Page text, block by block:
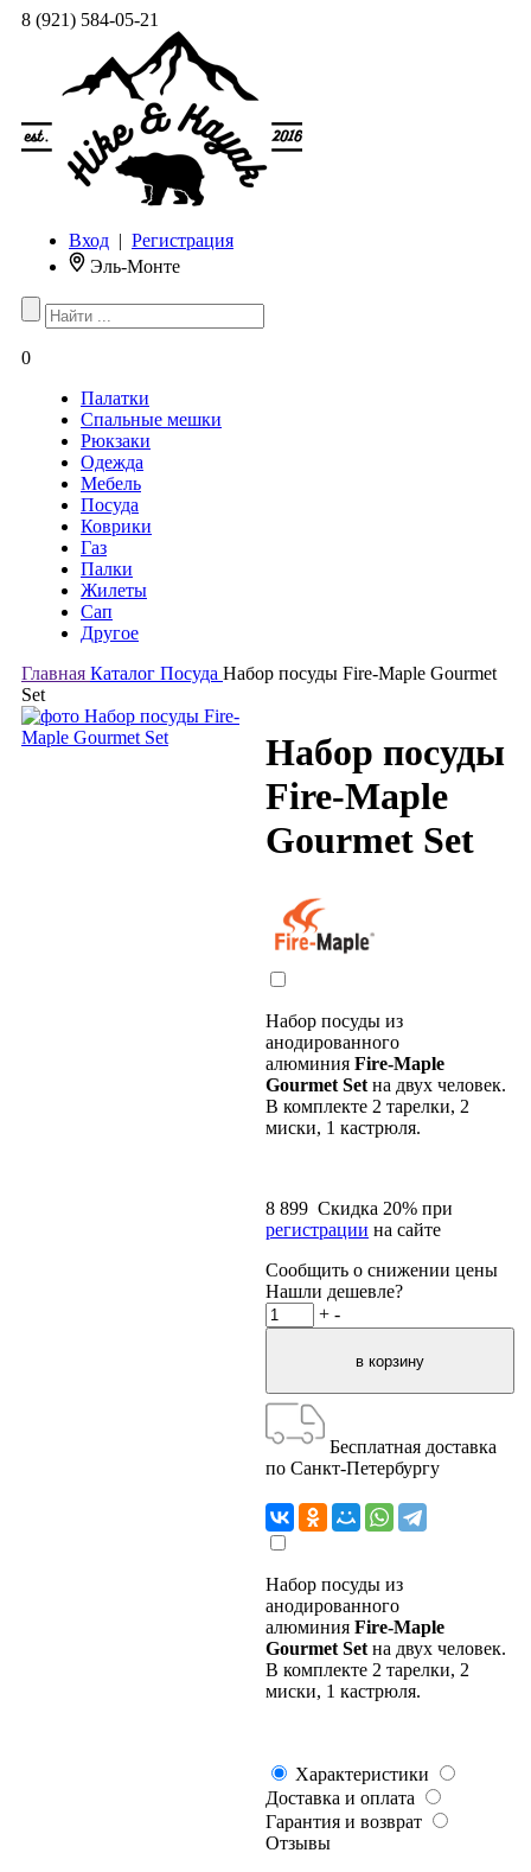
8 (921) 584-05-21
Вход | Регистрация
Эль-Монте
0
Палатки
Спальные мешки
Рюкзаки
Одежда
Мебель
Посуда
Коврики
Газ
Палки
Жилеты
Сап
Другое
Главная Каталог Посуда Набор посуды Fire-Maple Gourmet
Set
Набор посуды
Fire-Maple
Gourmet Set
Набор посуды из
анодированного
алюминия Fire-Maple
Gourmet Setна двух человек.
В комплекте 2 тарелки, 2
миски, 1 кастрюля.
8 899 Скидка 20% при
регистрации на сайте
Сообщить о снижении цены
Нашли дешевле?
+ -
Бесплатная доставка
по Санкт-Петербургу
Набор посуды из
анодированного
алюминия Fire-Maple
Gourmet Setна двух человек.
В комплекте 2 тарелки, 2
миски, 1 кастрюля.
Характеристики
Доставка и оплата
Гарантия и возврат
Отзывы